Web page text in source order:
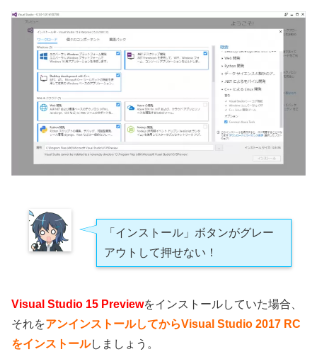
「インストール」ボタンがグレー
アウトして押せない！
Visual Studio 15 Previewをインストールしていた場合、
それをアンインストールしてからVisual Studio 2017 RC
をインストールしましょう。